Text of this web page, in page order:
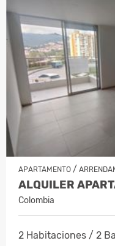
APARTAMENTO /
Colombia
2 Habitaciones / 2